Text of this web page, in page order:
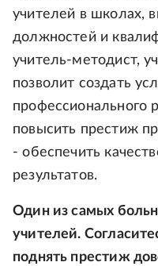
учителей в школах,
должностей и
учитель-методист,
позволит создать
профессионального
повысить престиж
- обеспечить
результатов.
Один из самых
учителей.
поднять престиж